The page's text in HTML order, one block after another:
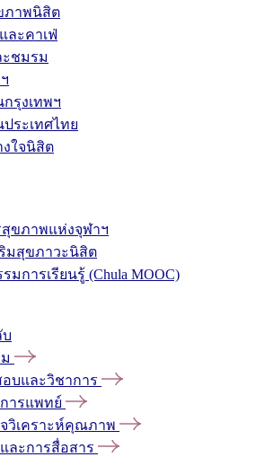
ภาพนิสิต
ละคาเฟ่
ชมรม
รุงเทพฯ
ระเทศไทย
ใจนิสิต
ขภาพแห่งจุฬาฯ
มสุขภาวะนิสิต
มการเรียนรู้ (Chula MOOC)
บและวิชาการ
ารแพทย์
วิเคราะห์คุณภาพ
ละการสื่อสาร